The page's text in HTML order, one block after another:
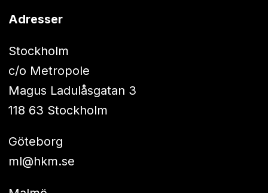
Adresser
Stockholm
c/o Metropole
Magus Ladulåsgatan 3
118 63 Stockholm
Göteborg
ml@hkm.se